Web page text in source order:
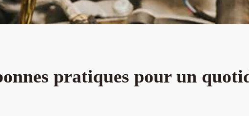
pratiques pour un